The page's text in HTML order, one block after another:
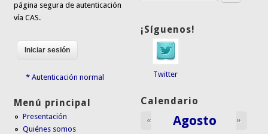
página segura de autenticación
vía CAS.
* Autenticación normal
Menú principal
Presentación
Quiénes somos
¡Síguenos!
Twitter
Calendario
Agosto
« »